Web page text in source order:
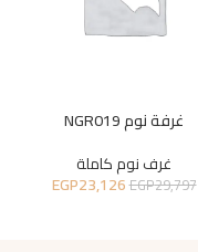
غرفة نوم NGR019
غرف نوم كاملة
EGP29,797
EGP23,126